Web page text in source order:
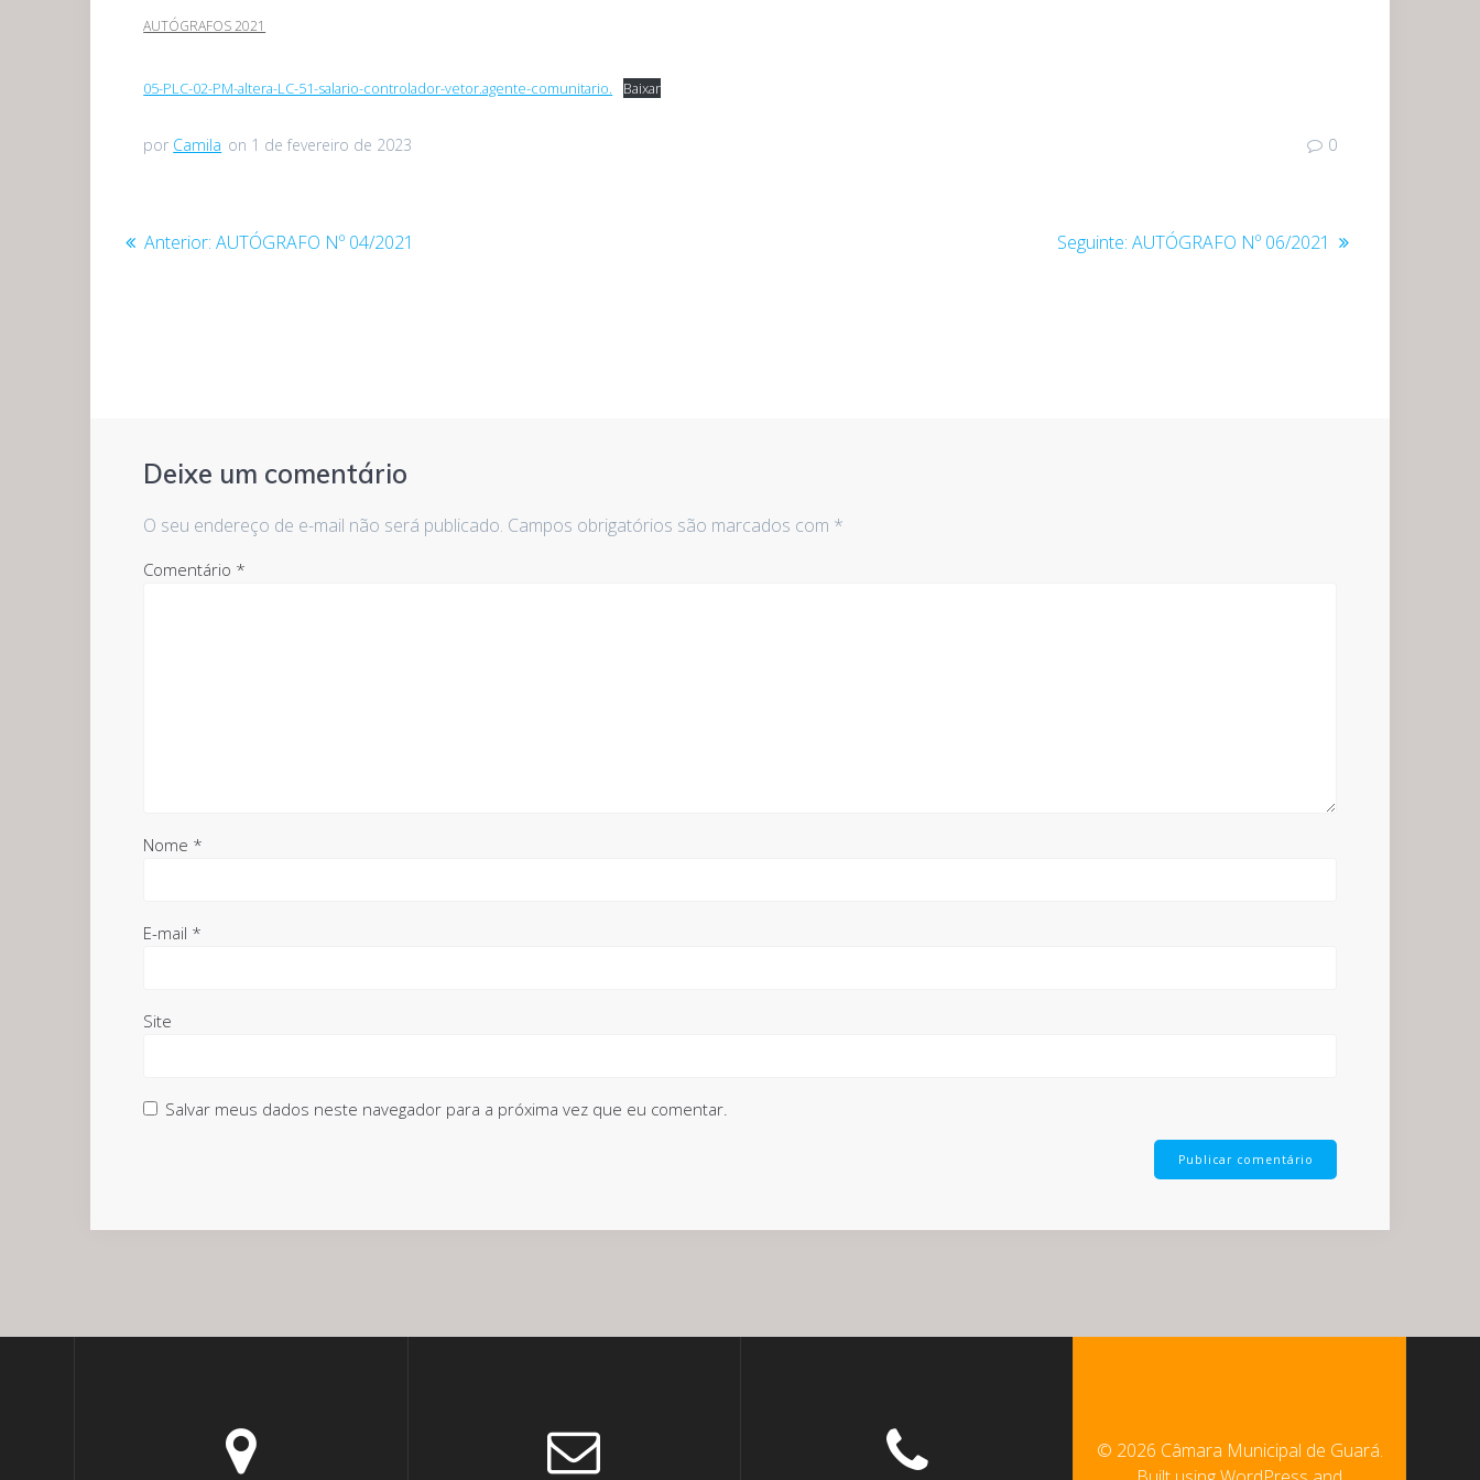
AUTÓGRAFOS 2021
05-PLC-02-PM-altera-LC-51-salario-controlador-vetor.agente-comunitario. Baixar
por Camila on 1 de fevereiro de 2023 0
Navegação
Anterior: Post
AUTÓGRAFO Nº 04/2021 Seguinte: Post
AUTÓGRAFO Nº 06/2021
Deixe um comentário
O seu endereço de e-mail não será publicado. Campos obrigatórios são marcados com *
Comentário *
Nome *
E-mail *
Site
Salvar meus dados neste navegador para a próxima vez que eu comentar.
© 2026 Câmara Municipal de Guará.